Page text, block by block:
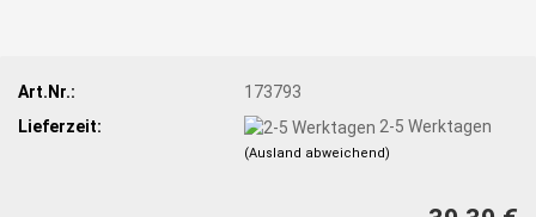
Art.Nr.:
173793
Lieferzeit:
2-5 Werktagen
(Ausland abweichend)